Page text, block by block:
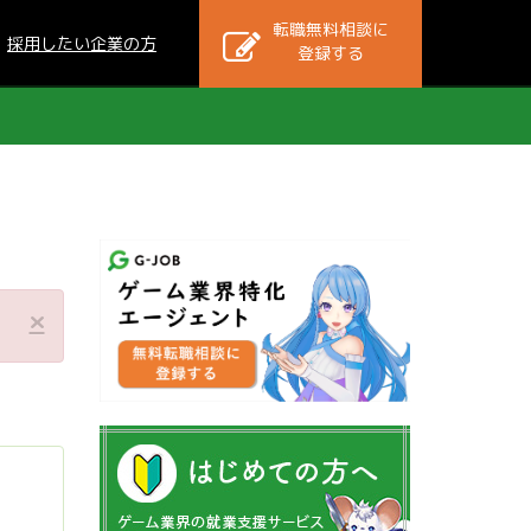
採用したい企業の方
転職無料相談に
登録する
×